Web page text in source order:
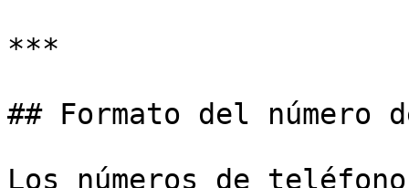
***
## Formato del número
Los números de